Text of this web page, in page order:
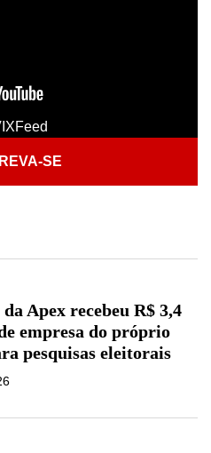
SE
Apex recebeu R$ 3,4
empresa do próprio
pesquisas eleitorais